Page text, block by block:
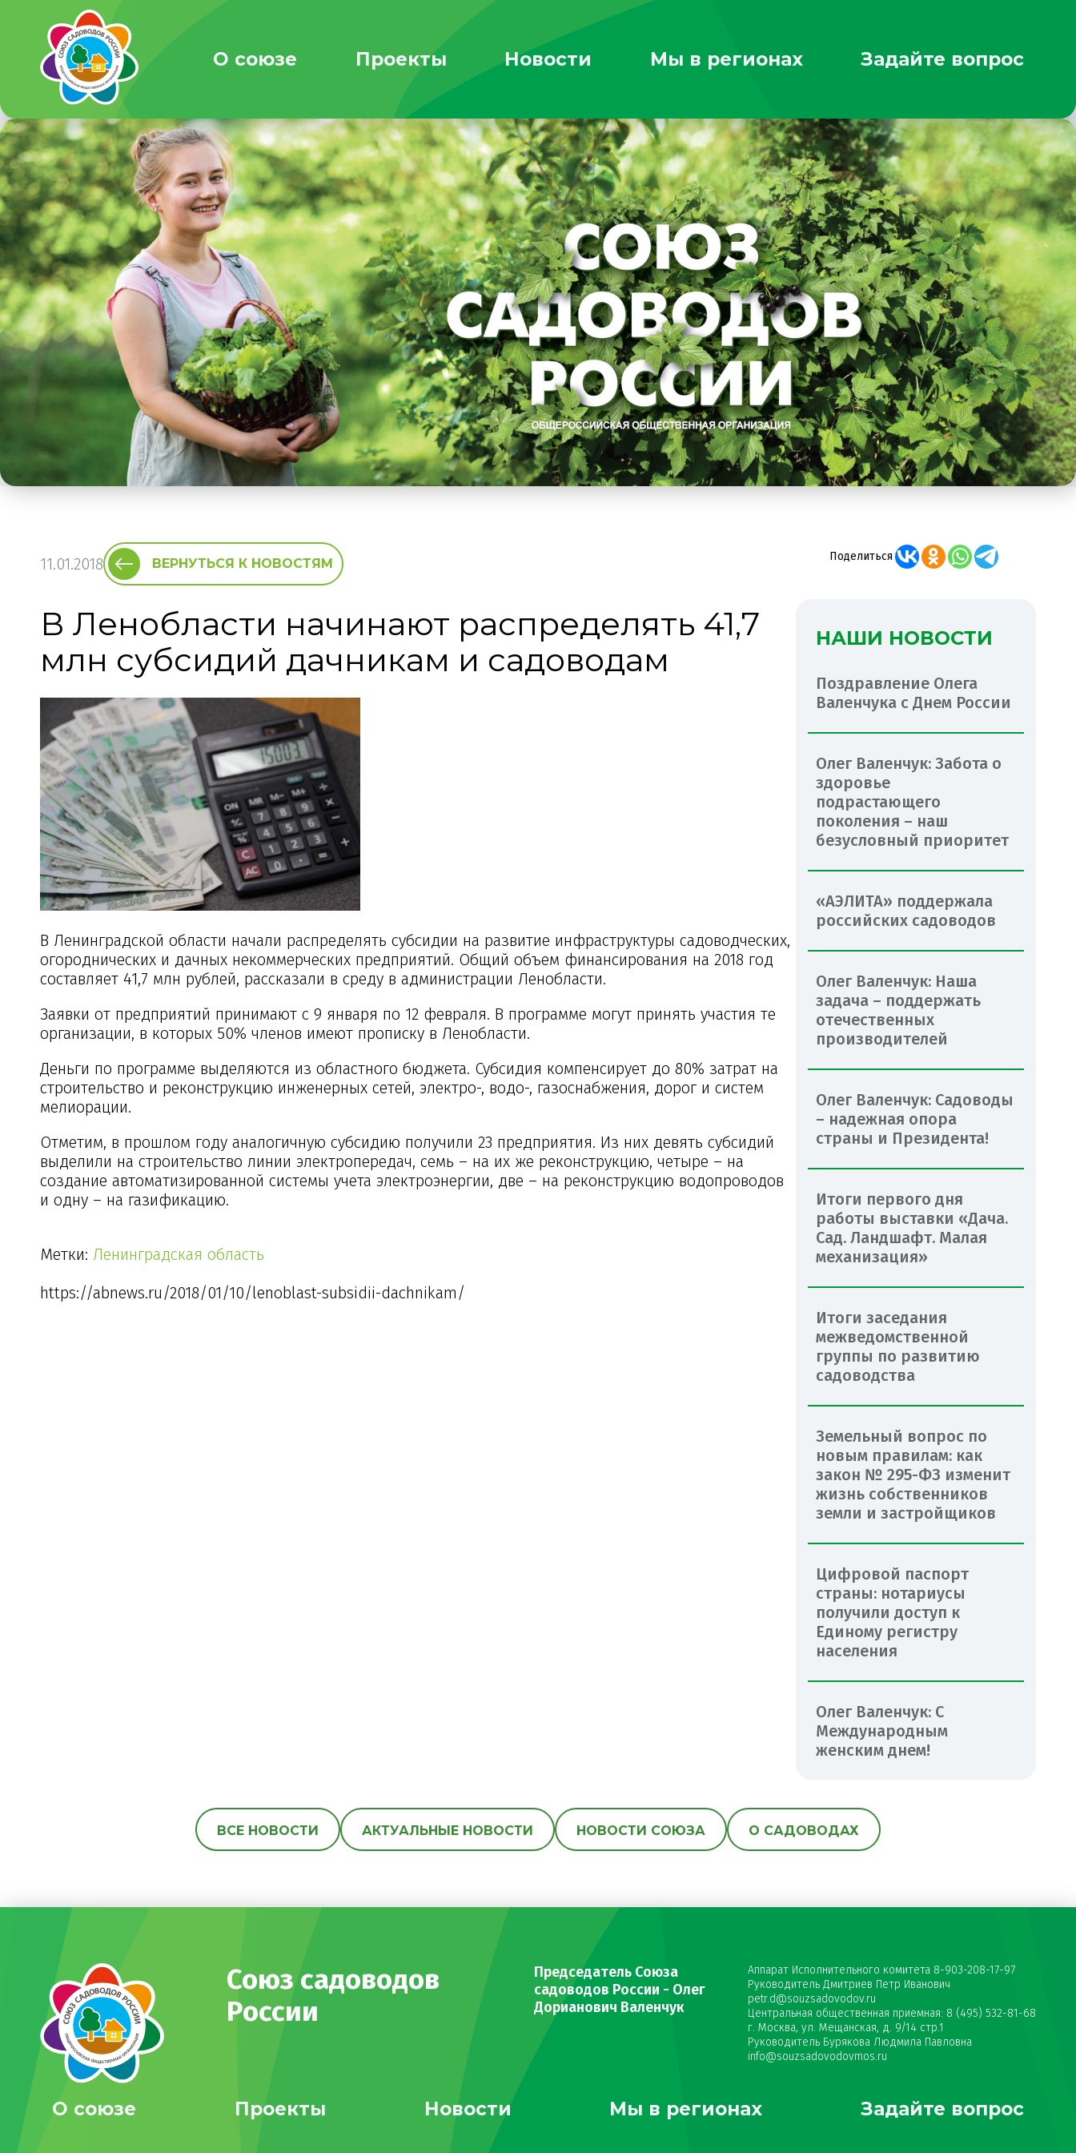
О союзе Проекты Новости Мы в регионах Задайте вопрос
11.01.2018 ВЕРНУТЬСЯ К НОВОСТЯМ
В Ленобласти начинают распределять 41,7
млн субсидий дачникам и садоводам
В Ленинградской области начали распределять субсидии на развитие инфраструктуры садоводческих,
огороднических и дачных некоммерческих предприятий. Общий объем финансирования на 2018 год
составляет 41,7 млн рублей, рассказали в среду в администрации Ленобласти.
Заявки от предприятий принимают с 9 января по 12 февраля. В программе могут принять участия те
организации, в которых 50% членов имеют прописку в Ленобласти.
Деньги по программе выделяются из областного бюджета. Субсидия компенсирует до 80% затрат на
строительство и реконструкцию инженерных сетей, электро-, водо-, газоснабжения, дорог и систем
мелиорации.
Отметим, в прошлом году аналогичную субсидию получили 23 предприятия. Из них девять субсидий
выделили на строительство линии электропередач, семь – на их же реконструкцию, четыре – на
создание автоматизированной системы учета электроэнергии, две – на реконструкцию водопроводов
и одну – на газификацию.
Метки: Ленинградская область
https://abnews.ru/2018/01/10/lenoblast-subsidii-dachnikam/
Поделиться
НАШИ НОВОСТИ
Поздравление Олега
Валенчука с Днем России
Олег Валенчук: Забота о
здоровье
подрастающего
поколения – наш
безусловный приоритет
«АЭЛИТА» поддержала
российских садоводов
Олег Валенчук: Наша
задача – поддержать
отечественных
производителей
Олег Валенчук: Садоводы
– надежная опора
страны и Президента!
Итоги первого дня
работы выставки «Дача.
Сад. Ландшафт. Малая
механизация»
Итоги заседания
межведомственной
группы по развитию
садоводства
Земельный вопрос по
новым правилам: как
закон № 295-ФЗ изменит
жизнь собственников
земли и застройщиков
Цифровой паспорт
страны: нотариусы
получили доступ к
Единому регистру
населения
Олег Валенчук: С
Международным
женским днем!
ВСЕ НОВОСТИ АКТУАЛЬНЫЕ НОВОСТИ НОВОСТИ СОЮЗА О САДОВОДАХ
Союз садоводов
России
Председатель Союза
садоводов России - Олег
Дорианович Валенчук
Аппарат Исполнительного комитета 8-903-208-17-97
Руководитель Дмитриев Петр Иванович
petr.d@souzsadovodov.ru
Центральная общественная приемная: 8 (495) 532-81-68
г. Москва, ул. Мещанская, д. 9/14 стр.1
Руководитель Бурякова Людмила Павловна
info@souzsadovodovmos.ru
О союзе Проекты Новости Мы в регионах Задайте вопрос